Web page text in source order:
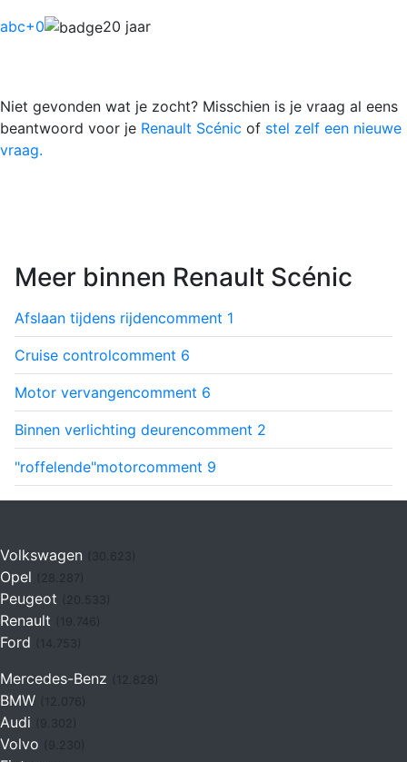
abc+0 20 jaar
Niet gevonden wat je zocht? Misschien is je vraag al eens
beantwoord voor je Renault Scénic of stel zelf een nieuwe
vraag.
Meer binnen Renault Scénic
Afslaan tijdens rijdencomment 1
Cruise controlcomment 6
Motor vervangencomment 6
Binnen verlichting deurencomment 2
"roffelende"motorcomment 9
Volkswagen (30.623)
Opel
Peugeot
Renault (19.746)
Ford (14.753)
Mercedes-Benz
BMW (12.076)
Audi
Volvo